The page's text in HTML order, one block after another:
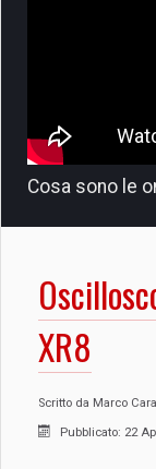
Cosa sono le
XR8
Scritto da Marco
Pubblicato: 22